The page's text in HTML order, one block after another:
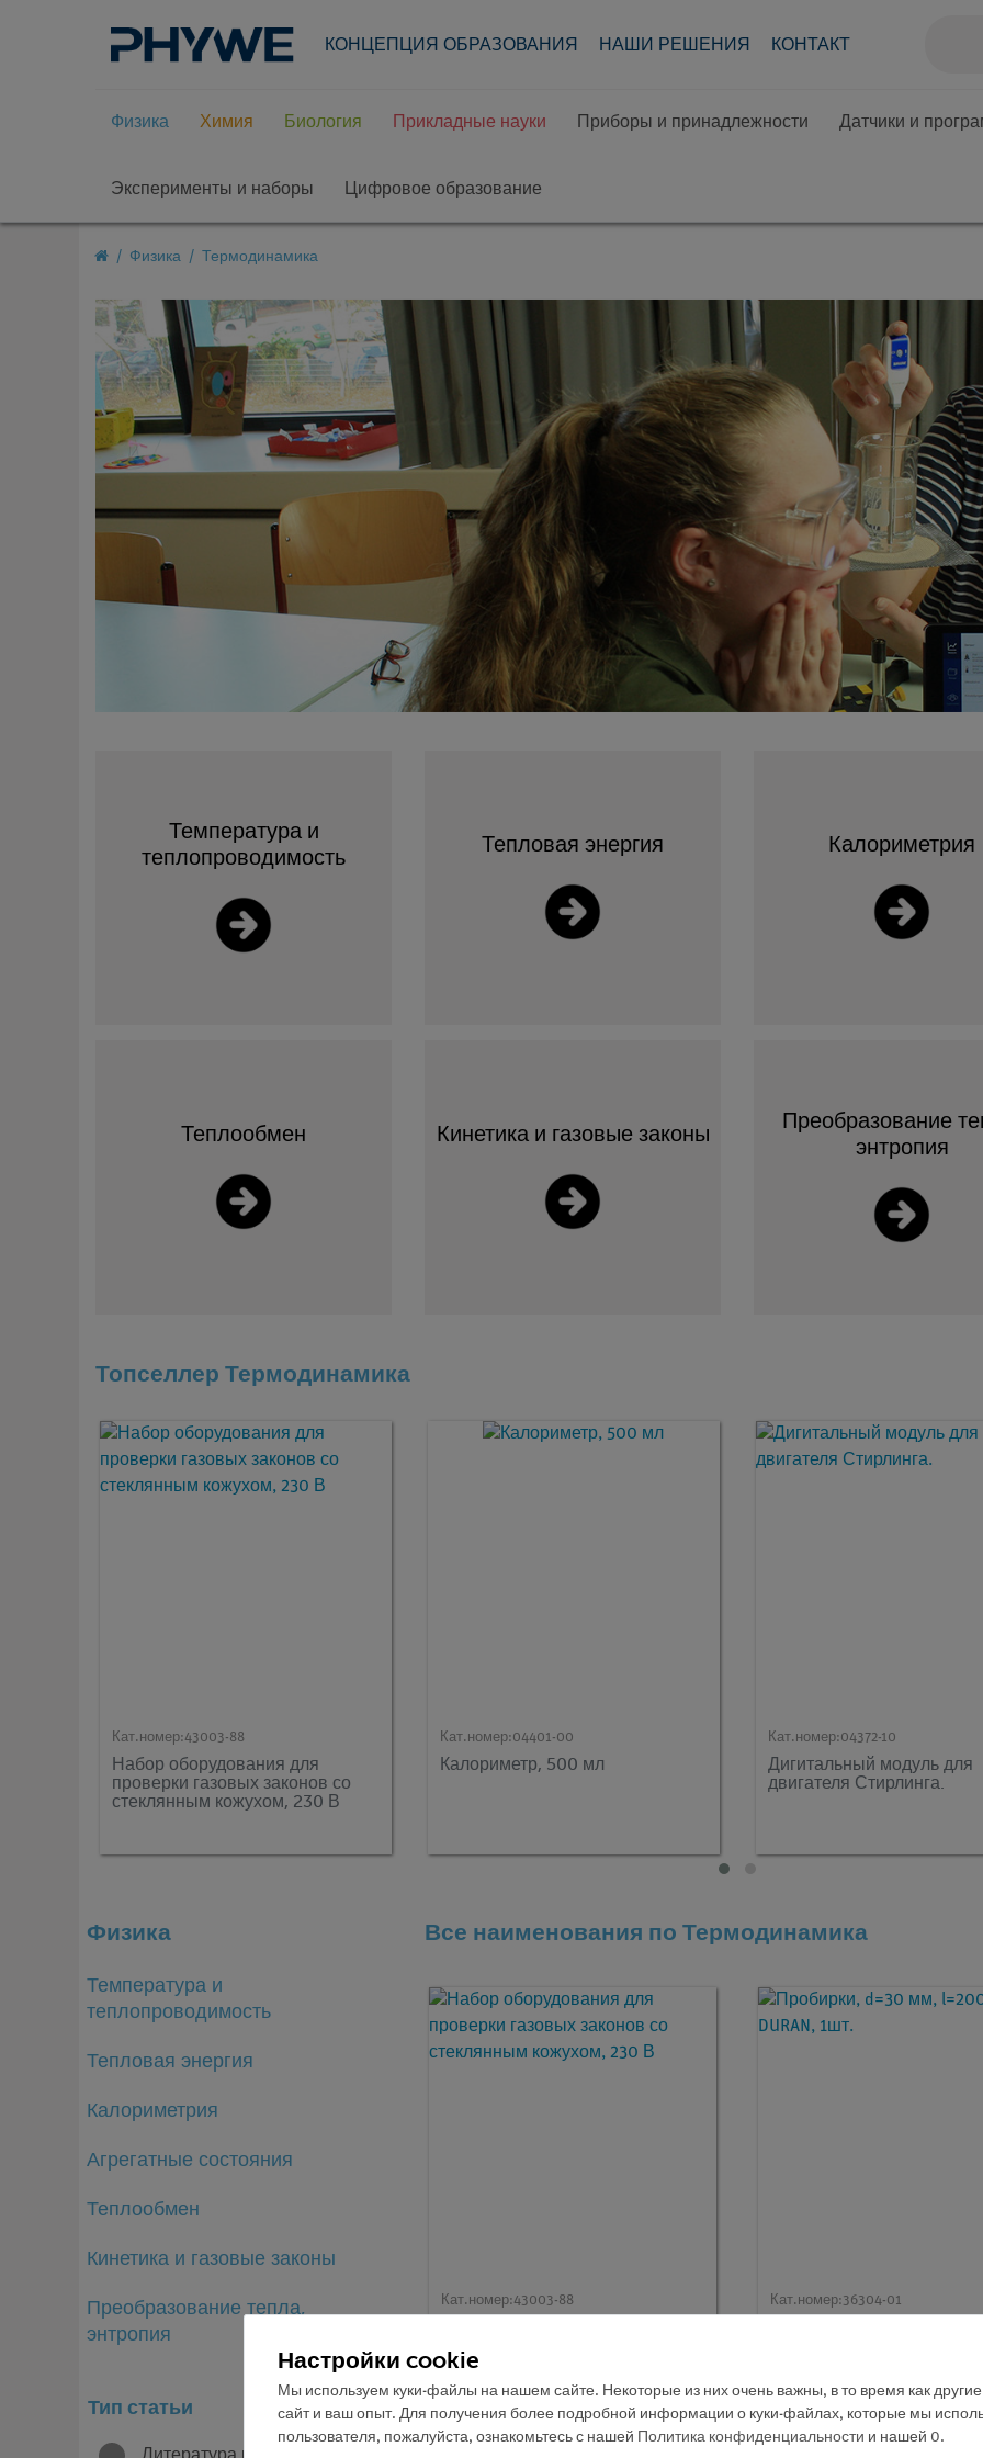
КОНЦЕПЦИЯ ОБРАЗОВАНИЯ НАШИ РЕШЕНИЯ КОНТАКТ
Физика Химия Биология Прикладные науки Приборы и принадлежности Датчики и
Эксперименты и наборы Цифровое образование
Физика Термодинамика
Температура и
теплопроводимость
Тепловая энергия Калориметрия
Теплообмен Кинетика и газовые законы
Преобразование
энтропия
Топселлер Термодинамика
Кат.номер:43003-88
Набор оборудования для
проверки газовых законов со
стеклянным кожухом, 230 В
Кат.номер:04401-00
Калориметр, 500 мл
Кат.номер:04372-10
Дигитальный модуль для
двигателя Стирлинга.
Физика
Температура и
теплопроводимость
Тепловая энергия
Калориметрия
Агрегатные состояния
Теплообмен
Кинетика и газовые законы
Преобразование тепла,
энтропия
Тип статьи
Все наименования по Термодинамика
Кат.номер:43003-88
стеклянным кожухом, 230 В
Кат.номер:36304-01
Настройки cookie
Мы используем куки-файлы на нашем сайте. Некоторые из них очень важны, в то время как
сайт и ваш опыт. Для получения более подробной информации о куки-файлах, которые мы
пользователя, пожалуйста, ознакомьтесь с нашей
Политика конфиденциальности и нашей 0.